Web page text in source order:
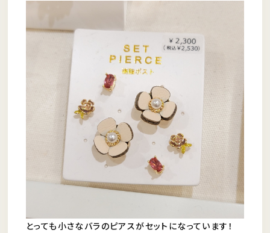
とっても小さなバラのピアスがセットになっています！